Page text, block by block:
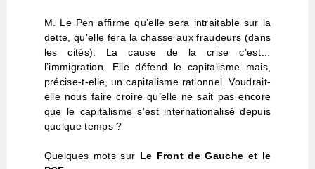
M. Le Pen affirme qu’elle sera intraitable sur la
dette, qu’elle fera la chasse aux fraudeurs (dans
les cités). La cause de la crise c’est…
l’immigration. Elle défend le capitalisme mais,
précise-t-elle, un capitalisme rationnel. Voudrait-
elle nous faire croire qu’elle ne sait pas encore
que le capitalisme s’est internationalisé depuis
quelque temps ?
Quelques mots sur Le Front de Gauche et le